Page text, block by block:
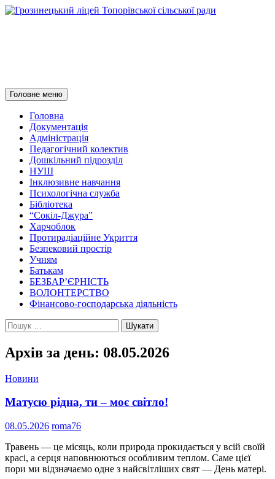
Пошук
Головне меню Перейти
до
Головна
Документація
Адміністрація
Педагогічний колектив
Дошкільний підрозділ
НУШ
Інклюзивне навчання
Психологічна служба
Бібліотека
“Сокіл-Джура”
Харчоблок
Протирадіаційне Укриття
Безпековий простір
Учням
Батькам
БЕЗБАР’ЄРНІСТЬ
ВОЛОНТЕРСТВО
Фінансово-господарська діяльність
Пошук:
Архів за день: 08.05.2026
Новини
Матусю рідна, ти – моє світло!
08.05.2026 roma76
Травень — це місяць, коли природа прокидається у всій своїй
красі, а серця наповнюються особливим теплом. Саме цієї
пори ми відзначаємо одне з найсвітліших свят — День матері.